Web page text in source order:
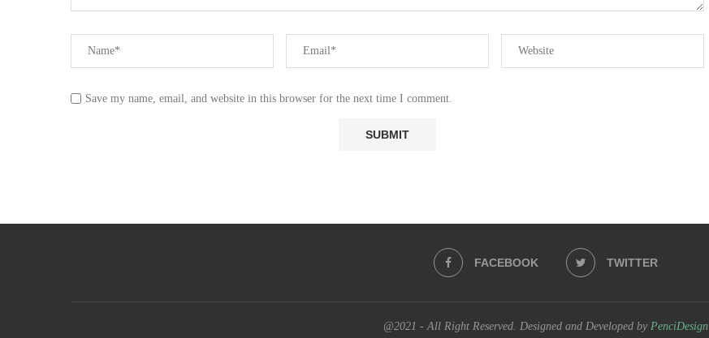
Save my name, email, and website in this browser for the next time I comment.
FACEBOOK TWITTER
@2021 - All Right Reserved. Designed and Developed by PenciDesign